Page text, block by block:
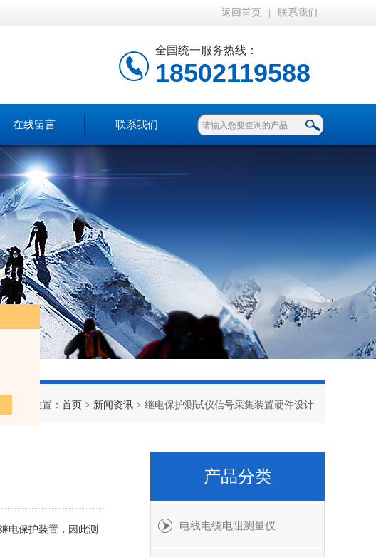
返回首页 联系我们
全国统一服务热线：
18502119588
在线留言 联系我们
前的位置： 首页 > 新闻资讯 > 继电保护测试仪信号采集装置硬件设计
电保护装置，因此测
产品分类
电线电缆电阻测量仪